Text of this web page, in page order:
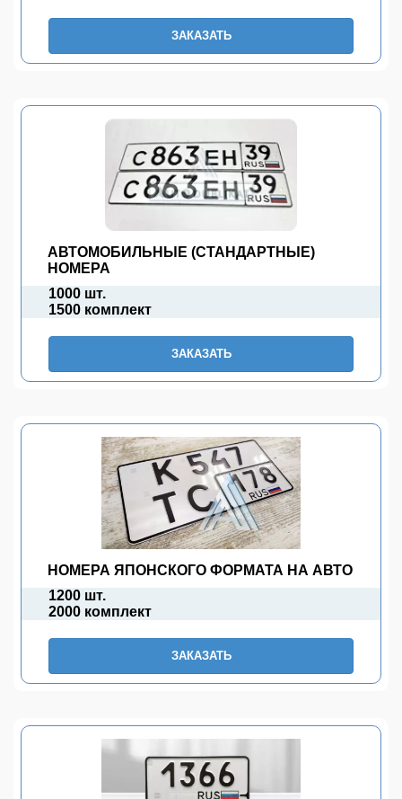
ЗАКАЗАТЬ
АВТОМОБИЛЬНЫЕ (СТАНДАРТНЫЕ)
НОМЕРА
1000 шт.
1500 комплект
ЗАКАЗАТЬ
НОМЕРА ЯПОНСКОГО ФОРМАТА НА АВТО
1200 шт.
2000 комплект
ЗАКАЗАТЬ